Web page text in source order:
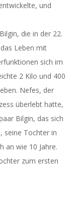
und
die in der 22.
Leben mit
sich im
2 Kilo und 400
Nefes, der
überlebt hatte,
Bilgin, das sich
seine Tochter in
an wie 10 Jahre.
zum ersten